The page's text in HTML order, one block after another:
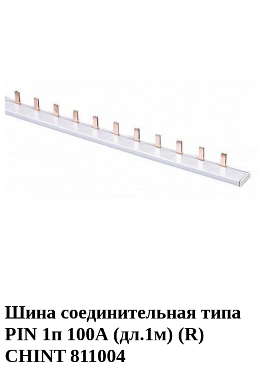
Шина соединительная типа
PIN 1п 100А (дл.1м) (R)
CHINT 811004